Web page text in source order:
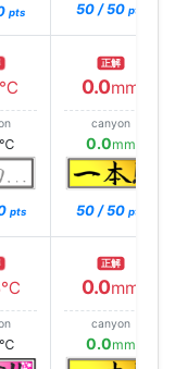
pts 50 / 50 pts
℃
℃
pts
正解
0.0mm
canyon
0.0mm
50 / 50 pts
℃
℃
正解
0.0mm
canyon
0.0mm